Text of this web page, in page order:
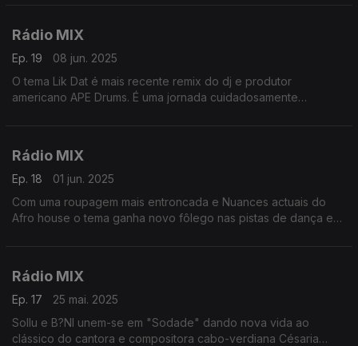
Rádio MIX
Ep. 19
08 jun. 2025
O tema Lik Dat é mais recente remix do dj e produtor
americano APE Drums. É uma jornada cuidadosamente
Rádio MIX
Ep. 18
01 jun. 2025
Com uma roupagem mais entroncada e Nuances actuais do
Afro house o tema ganha novo fôlego nas pistas de dança e
Rádio MIX
Ep. 17
25 mai. 2025
Sollu e B?NI unem-se em "Sodade" dando nova vida ao
clássico do cantora e compositora cabo-verdiana Césaria